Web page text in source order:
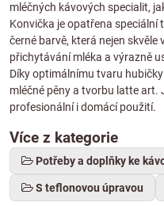
mléčných kávových specialit,
Konvička je opatřena
černé barvě, která nejen
přichytávání mléka a výrazně
Díky optimálnímu tvaru
mléčné pěny a tvorbu latte art.
profesionální i domácí použití.
Více z kategorie
Potřeby a doplňky ke
S teflonovou úpravou